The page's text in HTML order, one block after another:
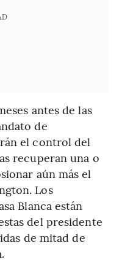
antes de las
de
el control del
recuperan una o
aún más el
Los
Blanca están
del presidente
de mitad de